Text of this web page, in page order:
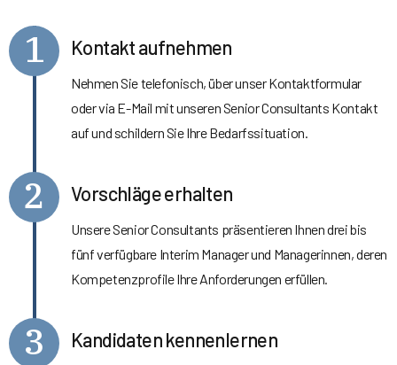
1 Kontakt aufnehmen
Nehmen Sie telefonisch, über unser Kontaktformular
oder via E-Mail mit unseren Senior Consultants Kontakt
auf und schildern Sie Ihre Bedarfssituation.
2 Vorschläge erhalten
Unsere Senior Consultants präsentieren Ihnen drei bis
fünf verfügbare Interim Manager und Managerinnen, deren
Kompetenzprofile Ihre Anforderungen erfüllen.
3 Kandidaten kennenlernen